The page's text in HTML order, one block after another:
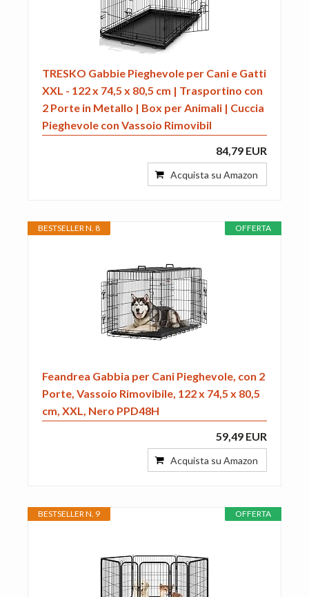
TRESKO Gabbie Pieghevole per Cani e Gatti
XXL - 122 x 74,5 x 80,5 cm | Trasportino con
2 Porte in Metallo | Box per Animali | Cuccia
Pieghevole con Vassoio Rimovibil
84,79 EUR
Acquista su Amazon
OFFERTA
BESTSELLER N. 8
Feandrea Gabbia per Cani Pieghevole, con 2
Porte, Vassoio Rimovibile, 122 x 74,5 x 80,5
cm, XXL, Nero PPD48H
59,49 EUR
Acquista su Amazon
OFFERTA
BESTSELLER N. 9